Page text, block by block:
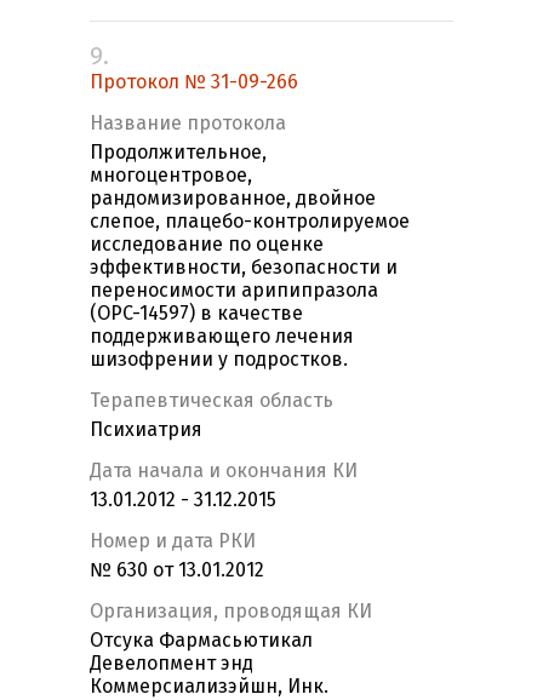
9.
Протокол № 31-09-266
Название протокола
Продолжительное,
многоцентровое,
рандомизированное, двойное
слепое, плацебо-контролируемое
исследование по оценке
эффективности, безопасности и
переносимости арипипразола
(OPC-14597) в качестве
поддерживающего лечения
шизофрении у подростков.
Терапевтическая область
Психиатрия
Дата начала и окончания КИ
13.01.2012 - 31.12.2015
Номер и дата РКИ
№ 630 от 13.01.2012
Организация, проводящая КИ
Отсука Фармасьютикал
Девелопмент энд
Коммерсиализэйшн, Инк.